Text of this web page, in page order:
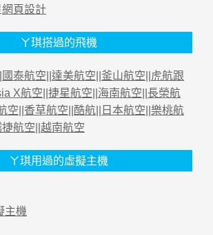
網頁設計
ㄚ琪搭過的飛機
國泰航空 達美航空 釜山航空
虎航跟
X航空 捷星航空 海南航空 長榮航
空 香草航空 酷航 日本航空 樂桃航
航空 越南航空
ㄚ琪用過的虛擬主機
主機